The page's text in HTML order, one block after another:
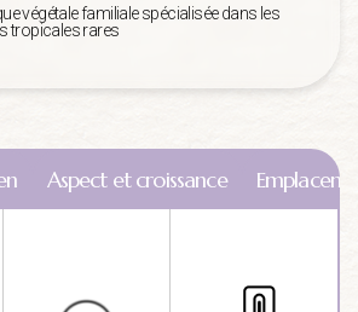
végétale familiale spécialisée dans les
tropicales rares
Aspect et croissance